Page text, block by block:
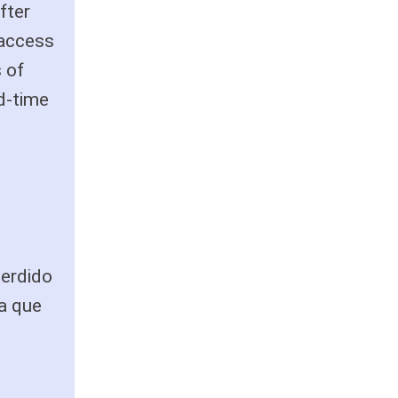
of
time
que